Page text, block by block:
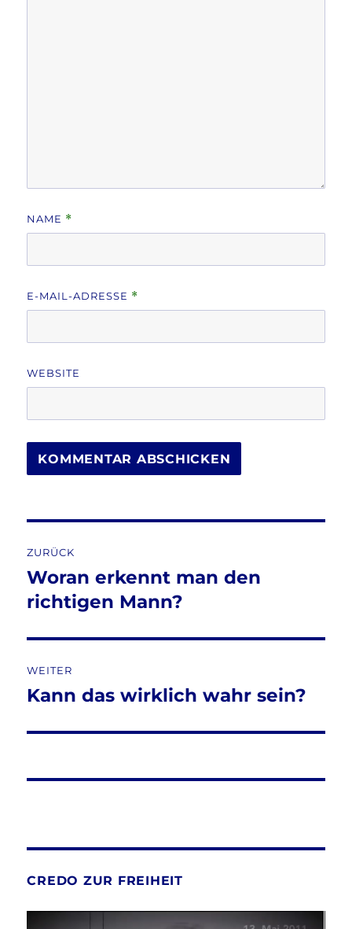
NAME *
E-MAIL-ADRESSE *
WEBSITE
ZURÜCK
Vorheriger
Beitrag:
Woran erkennt man den
richtigen Mann?
WEITER
Nächster
Kann das wirklich wahr sein?
CREDO ZUR FREIHEIT